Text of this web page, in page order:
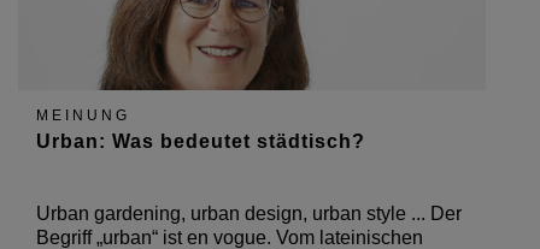
MEINUNG
Urban: Was bedeutet städtisch?
Urban gardening, urban design, urban style ... Der
Begriff „urban“ ist en vogue. Vom lateinischen